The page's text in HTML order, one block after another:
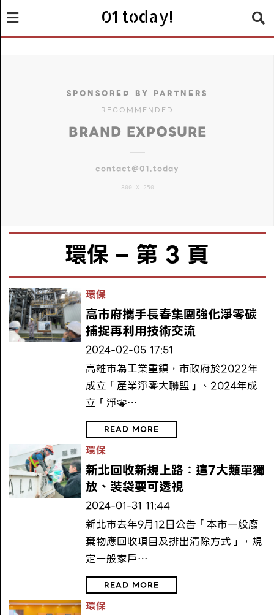
01 today!
SPONSORED BY PARTNERS
RECOMMENDED
BRAND EXPOSURE
contact@01.today
300 X 250
環保 – 第 3 頁
環保
高市府攜手長春集團強化淨零碳
捕捉再利用技術交流
2024-02-05 17:51
高雄市為工業重鎮，市政府於2022年
成立「產業淨零大聯盟」、2024年成
立「淨零…
READ MORE
環保
新北回收新規上路：這7大類單獨
放、裝袋要可透視
2024-01-31 11:44
新北市去年9月12日公告「本市一般廢
棄物應回收項目及排出清除方式」，規
定一般家戶…
READ MORE
環保